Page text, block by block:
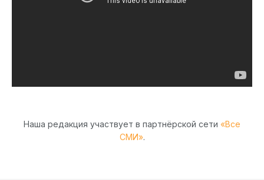
Наша редакция участвует в партнёрской сети «Все
СМИ».